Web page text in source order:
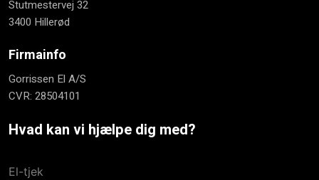
​Stutmestervej 32
3400 Hillerød
Firmainfo
Gorrissen El A/S
CVR: 28504101
Hvad kan vi hjælpe dig med?
El-tjek